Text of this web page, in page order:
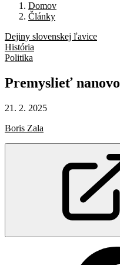
Domov
Články
Dejiny slovenskej ľavice
História
Politika
Premyslieť nanovo
21. 2. 2025
Boris Zala